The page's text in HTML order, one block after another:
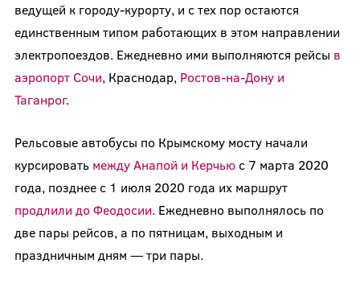
ведущей к городу-курорту, и с тех пор остаются
единственным типом работающих в этом направлении
электропоездов. Ежедневно ими выполняются рейсы в
аэропорт Сочи, Краснодар, Ростов-на-Дону и
Таганрог.
Рельсовые автобусы по Крымскому мосту начали
курсировать между Анапой и Керчьюс 7 марта 2020
года, позднее с 1 июля 2020 года их маршрут
продлили до Феодосии. Ежедневно выполнялось по
две пары рейсов, а по пятницам, выходным и
праздничным дням — три пары.